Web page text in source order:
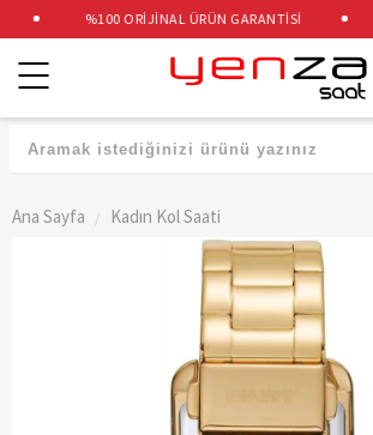
%100 ORİJİNAL ÜRÜN GARANTİSİ
Kategoriler
Ana Sayfa Kadın Kol Saati